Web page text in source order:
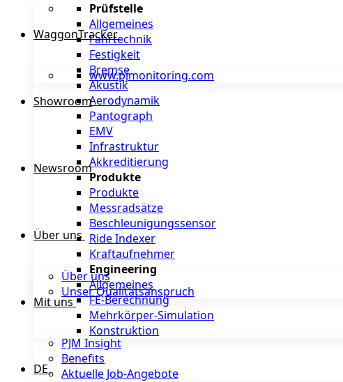
Prüfstelle
Allgemeines
Fahrtechnik
Festigkeit
Bremse
Akustik
Aerodynamik
Pantograph
EMV
Infrastruktur
Akkreditierung
Produkte
Produkte
Messradsätze
Beschleunigungssensor
Ride Indexer
Kraftaufnehmer
Engineering
Allgemeines
FE-Berechnung
Mehrkörper-Simulation
Konstruktion
WaggonTracker
www.pjmonitoring.com
Showroom
Newsroom
Über uns
Über uns
Unser Qualitätsanspruch
Mit uns
PJM Insight
Benefits
Aktuelle Job-Angebote
DE